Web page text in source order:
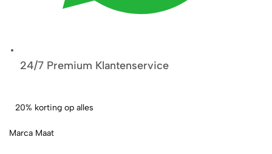
24/7 Premium Klantenservice
20% korting op alles
Marca Maat